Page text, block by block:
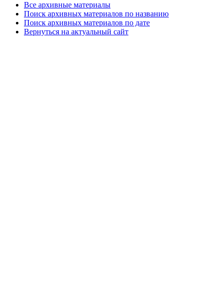
Все архивные материалы
Поиск архивных материалов по названию
Поиск архивных материалов по дате
Вернуться на актуальный сайт